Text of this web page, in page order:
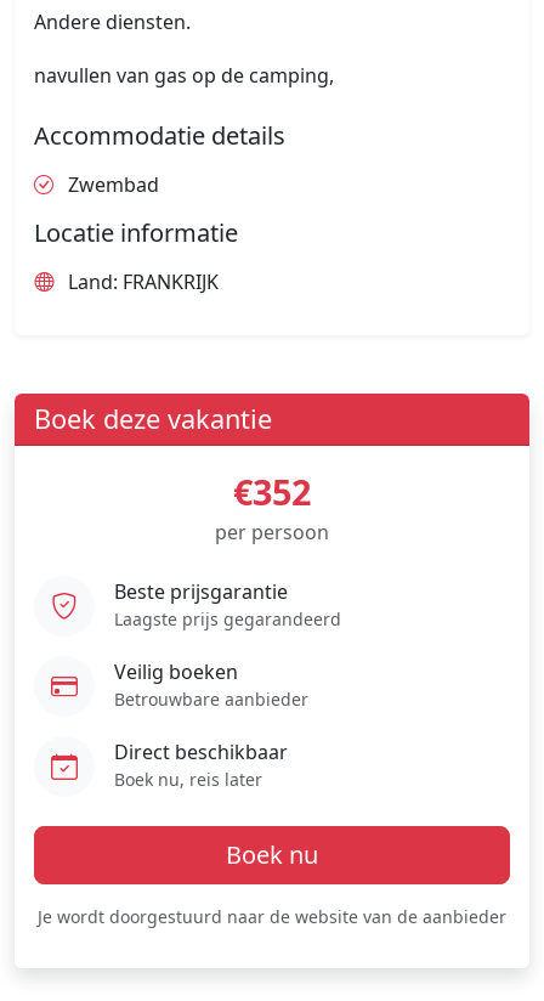
Andere diensten.
navullen van gas op de camping,
Accommodatie details
Zwembad
Locatie informatie
Land: FRANKRIJK
Boek deze vakantie
€352
per persoon
Beste prijsgarantie
Laagste prijs gegarandeerd
Veilig boeken
Betrouwbare aanbieder
Direct beschikbaar
Boek nu, reis later
Boek nu
Je wordt doorgestuurd naar de website van de aanbieder